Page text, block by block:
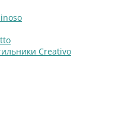
Creativo